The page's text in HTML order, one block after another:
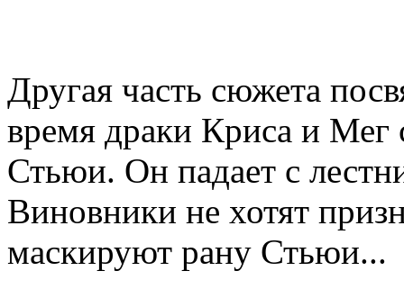
Другая часть сюжета
время драки Криса и Мег
Стьюи. Он падает с
Виновники не хотят
маскируют рану Стьюи...